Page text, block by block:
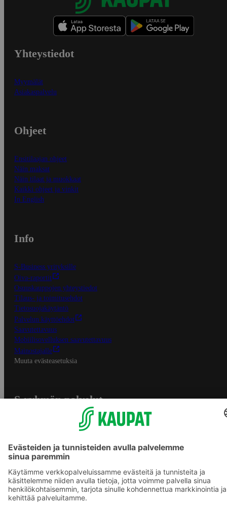
Yhteystiedot
Myymälät
Asiakaspalvelu
Ohjeet
Ensitilaajan ohjeet
Näin maksat
Näin tilaat ja muokkaat
Kaikki ohjeet ja vinkit
In English
Info
S-Business yrityksille
Oiva-raportit
Osuuskauppojen yhteystiedot
Tilaus- ja toimitusehdot
Tietosuojakäytäntö
Palvelun käyttöehdot
Saavutettavuus
Mobiilisovelluksen saavutettavuus
Mainostajalle
Muuta evästeasetuksia
S-ryhmän palvelut
Yhteishyvä Ruoka -sovellus
S-ostoslista -sovellus
Prisma.fi
Sokos.fi
S-Pankki